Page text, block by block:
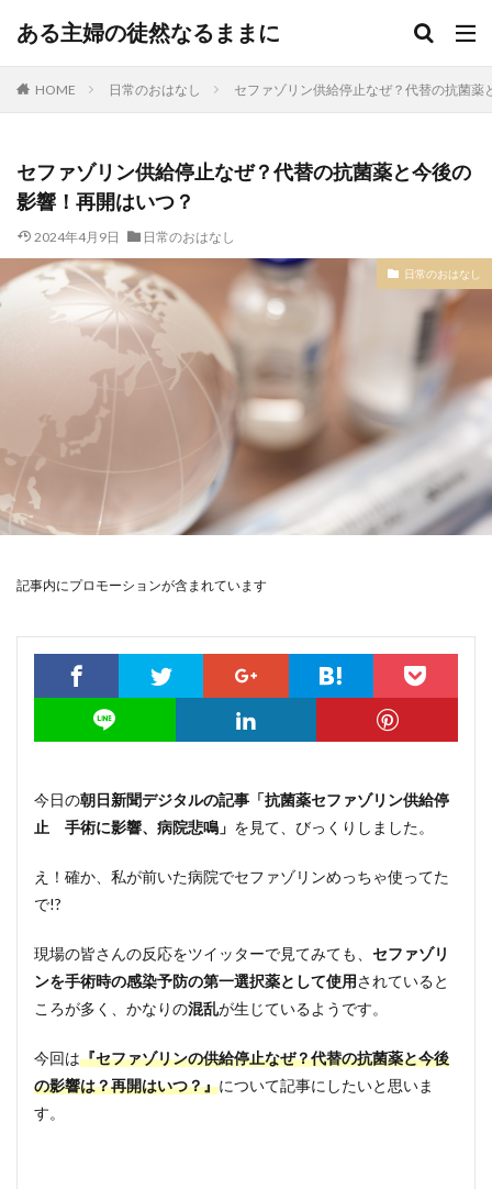
ある主婦の徒然なるままに
HOME 日常のおはなし セファゾリン供給停止なぜ？代替の抗菌薬
セファゾリン供給停止なぜ？代替の抗菌薬と今後の
影響！再開はいつ？
2024年4月9日 日常のおはなし
日常のおはなし
記事内にプロモーションが含まれています
今日の朝日新聞デジタルの記事「抗菌薬セファゾリン供給停
止 手術に影響、病院悲鳴」 を見て、びっくりしました。
え！確か、私が前いた病院でセファゾリンめっちゃ使ってた
で!?
現場の皆さんの反応をツイッターで見てみても、 セファゾリ
ンを手術時の感染予防の第一選択薬として使用されていると
ころが多く、かなりの混乱が生じているようです。
今回は『セファゾリンの供給停止なぜ？代替の抗菌薬と今後
の影響は？再開はいつ？』について記事にしたいと思いま
す。